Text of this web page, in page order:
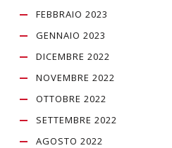
FEBBRAIO 2023
GENNAIO 2023
DICEMBRE 2022
NOVEMBRE 2022
OTTOBRE 2022
SETTEMBRE 2022
AGOSTO 2022